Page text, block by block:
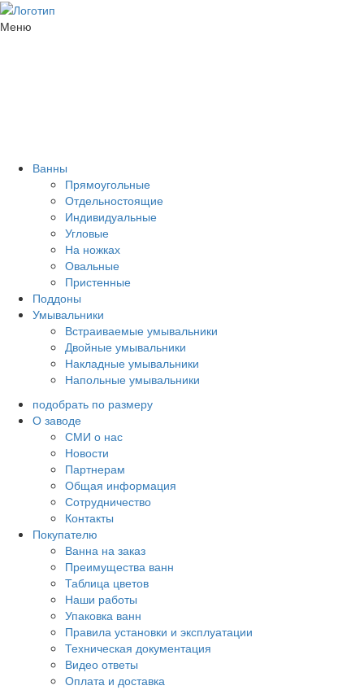
Меню
Ванны
Прямоугольные
Отдельностоящие
Индивидуальные
Угловые
На ножках
Овальные
Пристенные
Поддоны
Умывальники
Встраиваемые умывальники
Двойные умывальники
Накладные умывальники
Напольные умывальники
подобрать по размеру
О заводе
СМИ о нас
Новости
Партнерам
Общая информация
Сотрудничество
Контакты
Покупателю
Ванна на заказ
Преимущества ванн
Таблица цветов
Наши работы
Упаковка ванн
Правила установки и эксплуатации
Техническая документация
Видео ответы
Оплата и доставка